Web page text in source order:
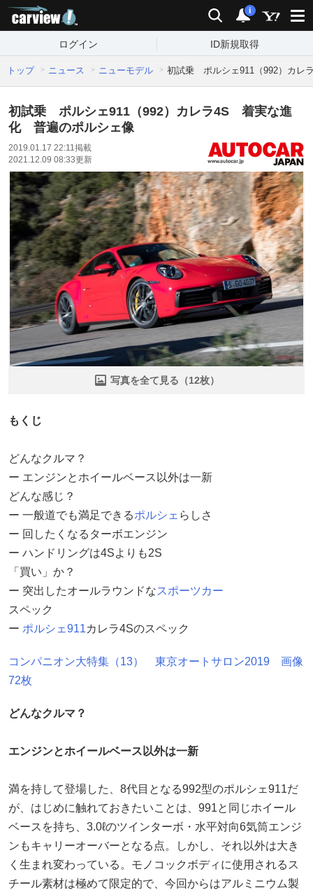
検索 通知
i
ログイン ID新規取得
トップ ニュース ニューモデル 初試乗 ポルシェ911（992）カ
初試乗 ポルシェ911（992）カレラ4S 着実な進
化 普遍のポルシェ像
2019.01.17 22:11掲載
2021.12.09 08:33更新
写真を全て見る（12枚）
もくじ
どんなクルマ？
ー エンジンとホイールベース以外は一新
どんな感じ？
ー 一般道でも満足できるポルシェ らしさ
ー 回したくなるターボエンジン
ー ハンドリングは4Sよりも2S
「買い」か？
ー 突出したオールラウンドなスポーツカー
スペック
ー ポルシェ911カレラ4Sのスペック
コンパニオン大特集（13） 東京オートサロン2019 画像
72枚
どんなクルマ？
エンジンとホイールベース以外は一新
満を持して登場した、8代目となる992型のポルシェ911だ
が、はじめに触れておきたいことは、991と同じホイール
ベースを持ち、3.0ℓのツインターボ・水平対向6気筒エンジ
ンもキャリーオーバーとなる点。しかし、それ以外は大き
く生まれ変わっている。モノコックボディに使用されるス
チール素材は極めて限定的で、今回からはアルミニウム製